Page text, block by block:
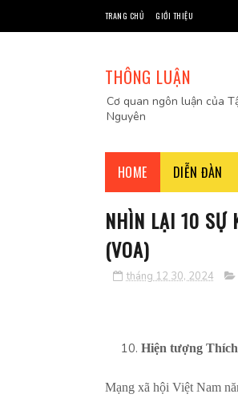
TRANG CHỦ GIỚI THIỆU
THÔNG LUẬN
Cơ quan ngôn luận của
Nguyên
HOME DIỄN ĐÀN
NHÌN LẠI 10 SỰ
(VOA)
tháng 12 30, 2024
Hiện tượng
Mạng xã hội Việt Nam